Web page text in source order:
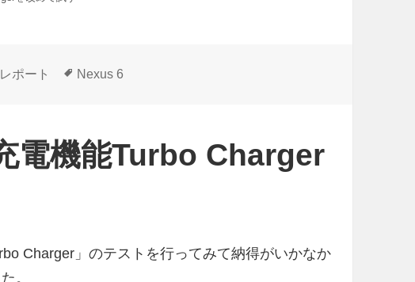
カ
リ
ー
レポート
タ
Nexus 6
電機能Turbo Charger
Charger」のテストを行ってみて納得がいかなか
。